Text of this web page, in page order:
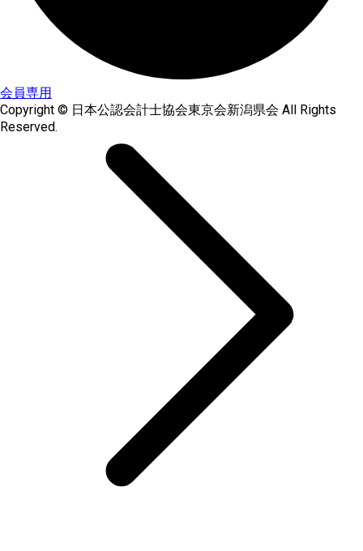
会員専用
Copyright © 日本公認会計士協会東京会新潟県会 All Rights
Reserved.